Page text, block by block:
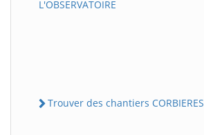
L'OBSERVATOIRE
Trouver des chantiers CORBIERES